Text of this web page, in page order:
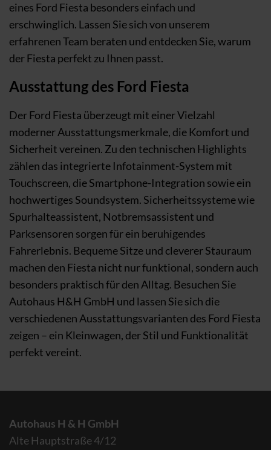
eines Ford Fiesta besonders einfach und
erschwinglich. Lassen Sie sich von unserem
erfahrenen Team beraten und entdecken Sie, warum
der Fiesta perfekt zu Ihnen passt.
Ausstattung des Ford Fiesta
Der Ford Fiesta überzeugt mit einer Vielzahl
moderner Ausstattungsmerkmale, die Komfort und
Sicherheit vereinen. Zu den technischen Highlights
zählen das integrierte Infotainment-System mit
Touchscreen, die Smartphone-Integration sowie ein
hochwertiges Soundsystem. Sicherheitssysteme wie
Spurhalteassistent, Notbremsassistent und
Parksensoren sorgen für ein beruhigendes
Fahrerlebnis. Bequeme Sitze und cleverer Stauraum
machen den Fiesta nicht nur funktional, sondern auch
besonders praktisch für den Alltag. Besuchen Sie
Autohaus H&H GmbH und lassen Sie sich die
verschiedenen Ausstattungsvarianten des Ford Fiesta
zeigen – ein Kleinwagen, der Stil und Funktionalität
perfekt vereint.
Autohaus H & H GmbH
Alte Hauptstraße 4/12